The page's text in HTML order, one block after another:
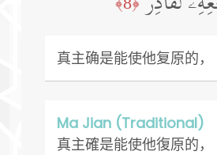
真主确是能使他复原的，
Ma Jian (Traditional)
真主確是能使他復原的，